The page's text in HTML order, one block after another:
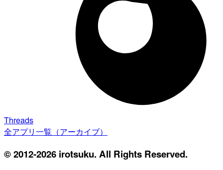
Threads
全アプリ一覧（アーカイブ）
© 2012-2026 irotsuku. All Rights Reserved.